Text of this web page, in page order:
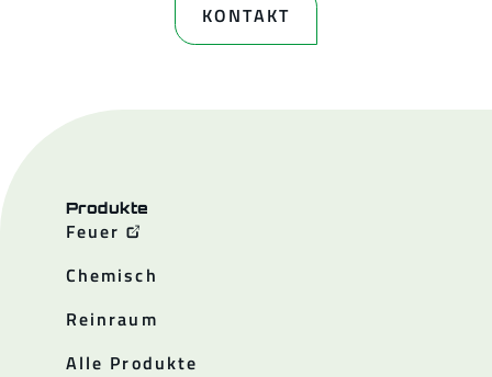
KONTAKT
Produkte
Feuer
Chemisch
Reinraum
Alle Produkte